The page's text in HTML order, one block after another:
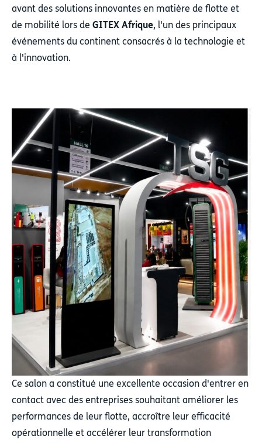
avant des solutions innovantes en matière de flotte et
de mobilité lors de GITEX Afrique, l'un des principaux
événements du continent consacrés à la technologie et
à l'innovation.
Ce salon a constitué une excellente occasion d'entrer en
contact avec des entreprises souhaitant améliorer les
performances de leur flotte, accroître leur efficacité
opérationnelle et accélérer leur transformation